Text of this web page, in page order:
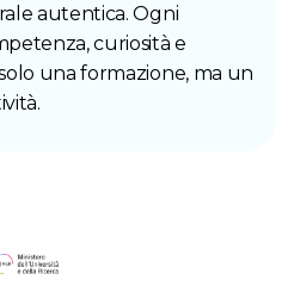
autentica. Ogni
curiosità e
una formazione, ma un